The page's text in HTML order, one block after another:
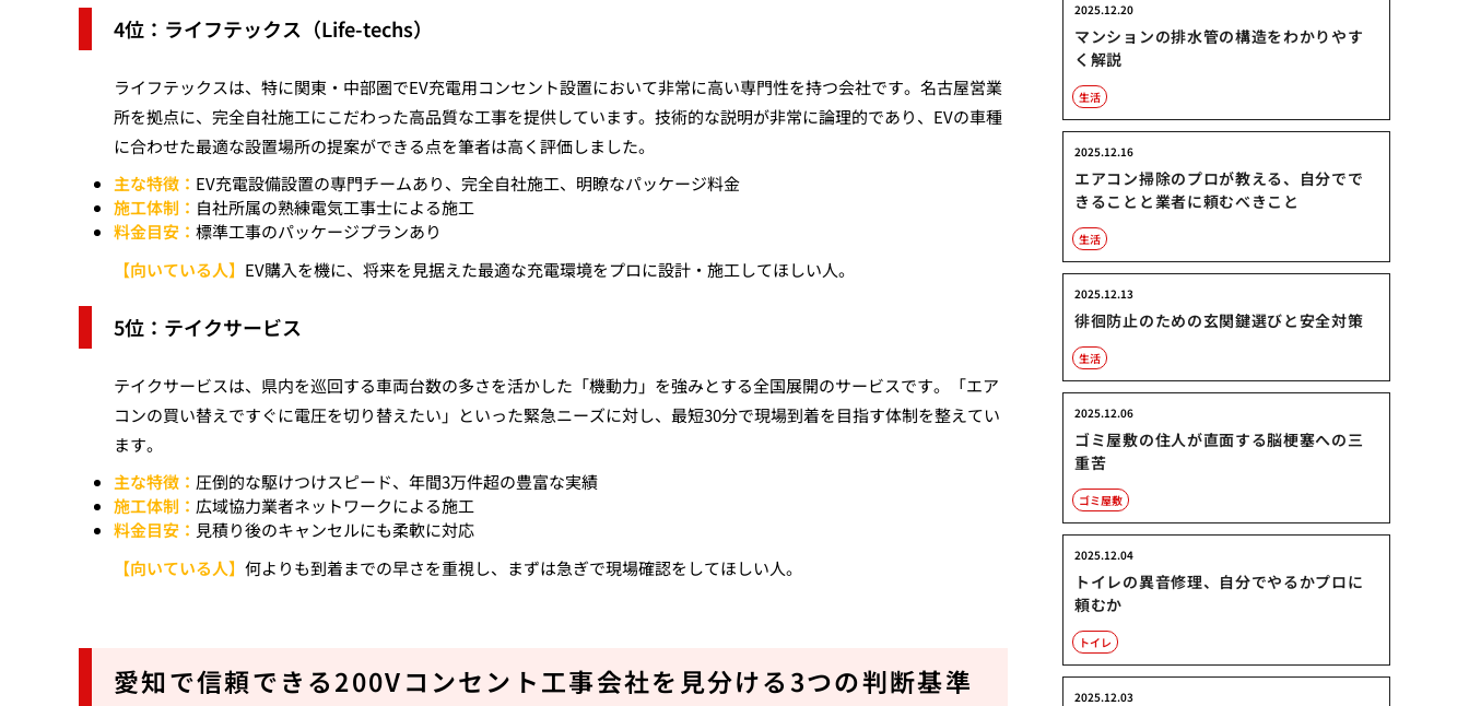
4位：ライフテックス（Life-techs）
ライフテックスは、特に関東・中部圏でEV充電用コンセント設置において非常に高い専門性を持つ会社です。名古屋営業
所を拠点に、完全自社施工にこだわった高品質な工事を提供しています。技術的な説明が非常に論理的であり、EVの車種
に合わせた最適な設置場所の提案ができる点を筆者は高く評価しました。
主な特徴： EV充電設備設置の専門チームあり、完全自社施工、明瞭なパッケージ料金
施工体制： 自社所属の熟練電気工事士による施工
料金目安： 標準工事のパッケージプランあり
【向いている人】 EV購入を機に、将来を見据えた最適な充電環境をプロに設計・施工してほしい人。
5位：テイクサービス
テイクサービスは、県内を巡回する車両台数の多さを活かした「機動力」を強みとする全国展開のサービスです。「エア
コンの買い替えですぐに電圧を切り替えたい」といった緊急ニーズに対し、最短30分で現場到着を目指す体制を整えてい
ます。
主な特徴： 圧倒的な駆けつけスピード、年間3万件超の豊富な実績
施工体制： 広域協力業者ネットワークによる施工
料金目安： 見積り後のキャンセルにも柔軟に対応
【向いている人】 何よりも到着までの早さを重視し、まずは急ぎで現場確認をしてほしい人。
愛知で信頼できる200Vコンセント工事会社を見分ける3つの判断基準
マンションの排水管の構造をわかりやす
く解説
2025.12.20
生活
エアコン掃除のプロが教える、自分でで
きることと業者に頼むべきこと
2025.12.16
生活
徘徊防止のための玄関鍵選びと安全対策
2025.12.13
生活
ゴミ屋敷の住人が直面する脳梗塞への三
重苦
2025.12.06
ゴミ屋敷
トイレの異音修理、自分でやるかプロに
頼むか
2025.12.04
トイレ
2025.12.03